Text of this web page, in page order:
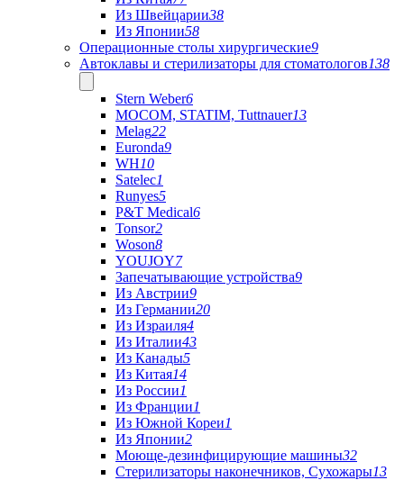
Из Швейцарии38
Из Японии58
Операционные столы хирургические9
Автоклавы и стерилизаторы для стоматологов138
Stern Weber6
MOCOM, STATIM, Tuttnauer13
Melag22
Euronda9
WH10
Satelec1
Runyes5
P&T Medical6
Tonsor2
Woson8
YOUJOY7
Запечатывающие устройства9
Из Австрии9
Из Германии20
Из Израиля4
Из Италии43
Из Канады5
Из Китая14
Из России1
Из Франции1
Из Южной Кореи1
Из Японии2
Моюще-дезинфицирующие машины32
Стерилизаторы наконечников, Сухожары13